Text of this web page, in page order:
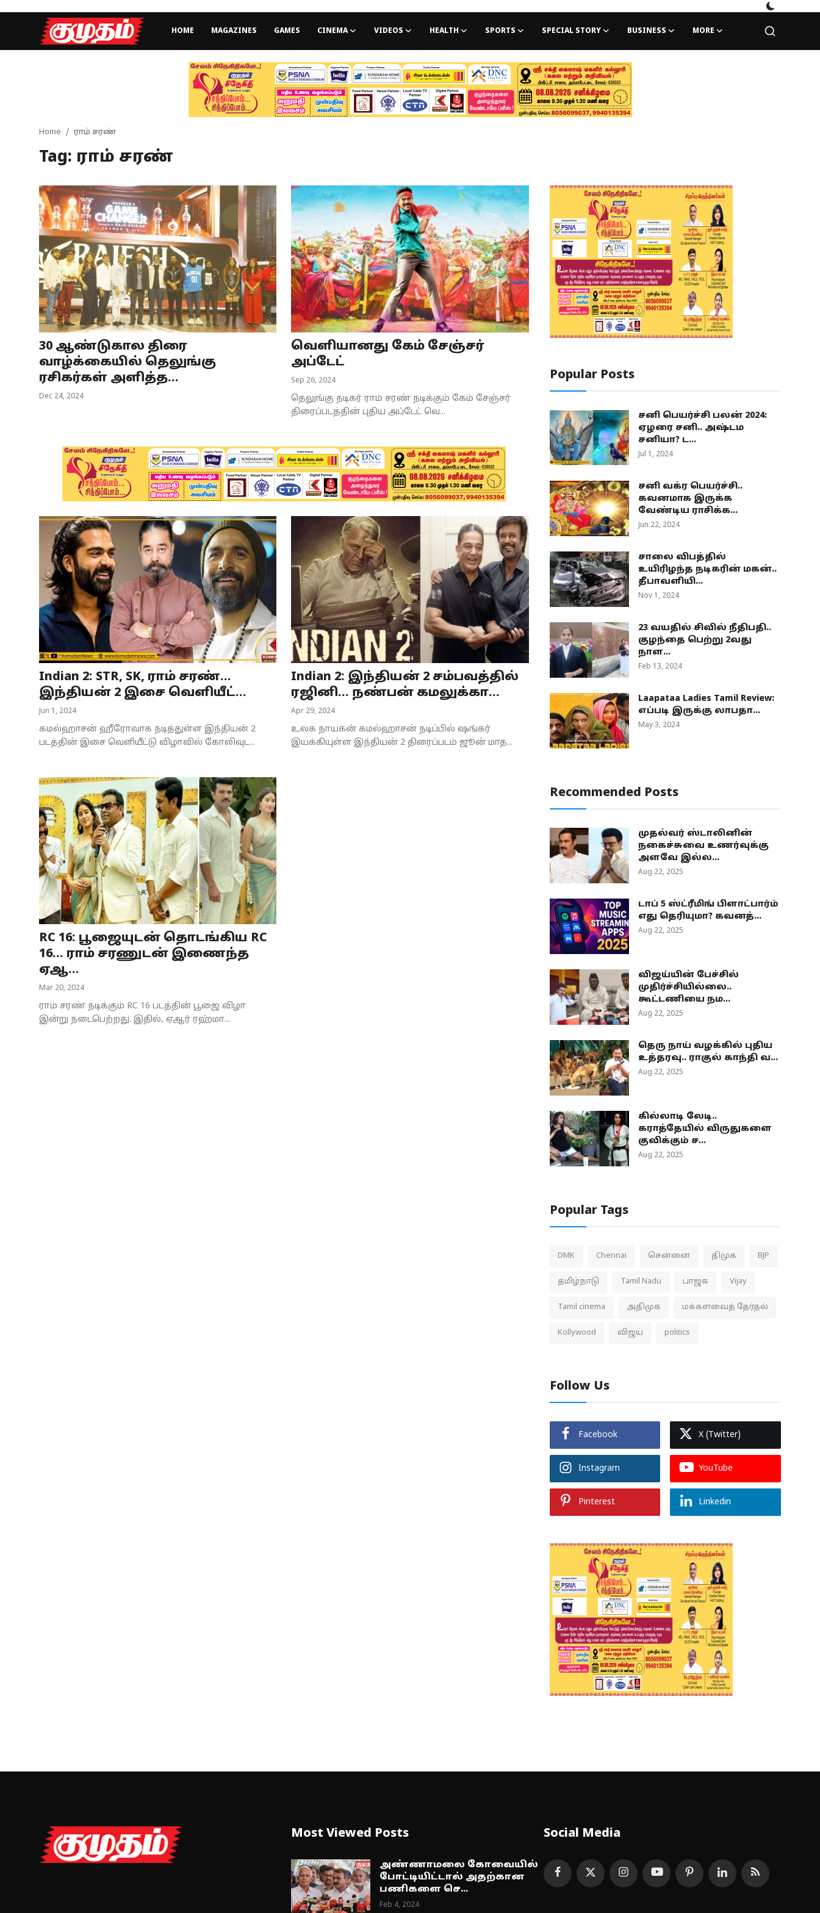
HOME MAGAZINES GAMES CINEMA VIDEOS HEALTH SPORTS SPECIAL STORY BUSINESS MORE
Games
Videos
Health
Special Story
Business
Tamilnadu
National
Home ராம் சரண்
Tag: ராம் சரண்
30 ஆண்டுகால திரை
வாழ்க்கையில் தெலுங்கு
ரசிகர்கள் அளித்த...
Dec 24, 2024
வெளியானது கேம் சேஞ்சர்
அப்டேட்
Sep 26, 2024
தெலுங்கு நடிகர் ராம் சரண் நடிக்கும் கேம் சேஞ்சர்
திரைப்படத்தின் புதிய அப்டேட் வெ...
Indian 2: STR, SK, ராம் சரண்...
இந்தியன் 2 இசை வெளியீட்...
Jun 1, 2024
கமல்ஹாசன் ஹீரோவாக நடித்துள்ள இந்தியன் 2
படத்தின் இசை வெளியீட்டு விழாவில் கோலிவுட...
Indian 2: இந்தியன் 2 சம்பவத்தில்
ரஜினி… நண்பன் கமலுக்கா...
Apr 29, 2024
உலக நாயகன் கமல்ஹாசன் நடிப்பில் ஷங்கர்
இயக்கியுள்ள இந்தியன் 2 திரைப்படம் ஜூன் மாத...
RC 16: பூஜையுடன் தொடங்கிய RC
16… ராம் சரணுடன் இணைந்த
ஏஆ...
Mar 20, 2024
ராம் சரண் நடிக்கும் RC 16 படத்தின் பூஜை விழா
இன்று நடைபெற்றது. இதில், ஏஆர் ரஹ்மா...
Popular Posts
சனி பெயர்ச்சி பலன் 2024:
ஏழரை சனி.. அஷ்டம
சனியா? ட...
Jul 1, 2024
சனி வக்ர பெயர்ச்சி..
கவனமாக இருக்க
வேண்டிய ராசிக்க...
Jun 22, 2024
சாலை விபத்தில்
உயிரிழந்த நடிகரின் மகன்..
தீபாவளியி...
Nov 1, 2024
23 வயதில் சிவில் நீதிபதி..
குழந்தை பெற்று 2வது
நாள...
Feb 13, 2024
Laapataa Ladies Tamil Review:
எப்படி இருக்கு லாபதா...
May 3, 2024
Recommended Posts
முதல்வர் ஸ்டாலினின்
நகைச்சுவை உணர்வுக்கு
அளவே இல்ல...
Aug 22, 2025
டாப் 5 ஸ்ட்ரீமிங் பிளாட்பார்ம்
எது தெரியுமா? கவனத்...
Aug 22, 2025
விஜய்யின் பேச்சில்
முதிர்ச்சியில்லை..
கூட்டணியை நம...
Aug 22, 2025
தெரு நாய் வழக்கில் புதிய
உத்தரவு.. ராகுல் காந்தி வ...
Aug 22, 2025
கில்லாடி லேடி..
கராத்தேயில் விருதுகளை
குவிக்கும் ச...
Aug 22, 2025
Popular Tags
DMK Chennai சென்னை திமுக BJP
தமிழ்நாடு Tamil Nadu பாஜக Vijay
Tamil cinema அதிமுக மக்களவைத் தேர்தல்
Kollywood விஜய் politics
Follow Us
Facebook X (Twitter)
Instagram YouTube
Pinterest Linkedin
Most Viewed Posts
அண்ணாமலை கோவையில்
போட்டியிட்டால் அதற்கான
பணிகளை செ...
Feb 4, 2024
Social Media